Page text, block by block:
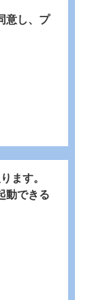
意し、プ
ます。
動できる